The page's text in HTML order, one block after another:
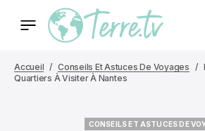
Accueil Conseils Et Astuces De Voyages
Quartiers À Visiter À Nantes
CONSEILS ET ASTUCES DE